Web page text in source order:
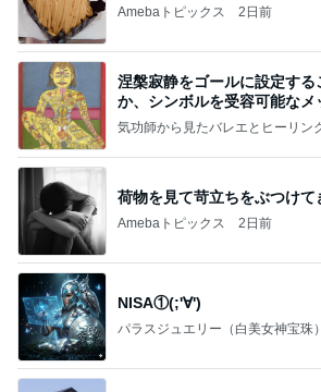
Amebaトピックス 2日前
涅槃寂静をゴールに設定す
か、シンボルを受容可能な
ことが
気功師から見たバレエとヒーリン
荷物を見て苛立ちをぶつけて
Amebaトピックス 2日前
NISA①(;'∀')
パラスジュエリー（白美女神宝珠